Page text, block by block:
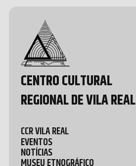
CENTRO CULTURAL
REGIONAL DE VILA REAL
CCR VILA REAL
EVENTOS
NOTÍCIAS
MUSEU ETNOGRÁFICO
Development
Quental